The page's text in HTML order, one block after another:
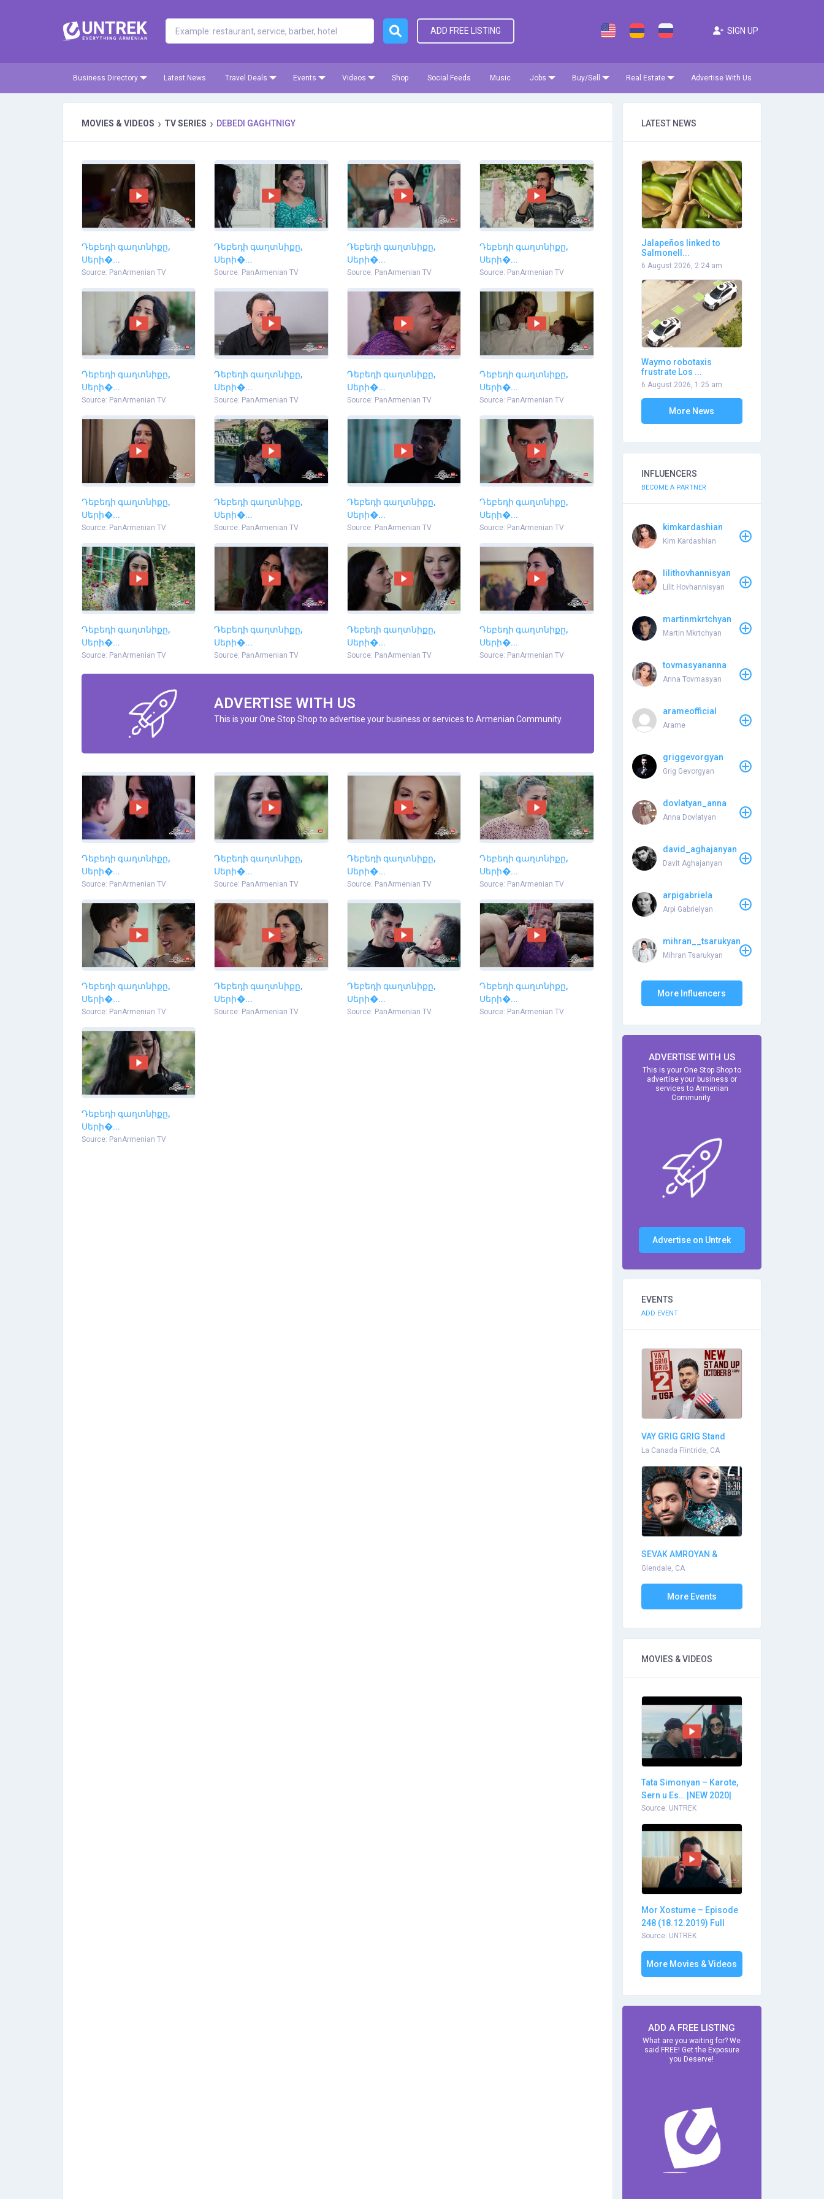
ADD FREE LISTING SIGN UP
Business Directory Latest News Travel Deals Events Videos Shop Social Feeds Music Jobs Buy/Sell Real Estate Advertise With Us
MOVIES & VIDEOS › TV SERIES › DEBEDI GAGHTNIGY
Դեբեդի գաղտնիքը,
Սերի�...
Source: PanArmenian TV
Դեբեդի գաղտնիքը,
Սերի�...
Source: PanArmenian TV
Դեբեդի գաղտնիքը,
Սերի�...
Source: PanArmenian TV
Դեբեդի գաղտնիքը,
Սերի�...
Source: PanArmenian TV
Դեբեդի գաղտնիքը,
Սերի�...
Source: PanArmenian TV
Դեբեդի գաղտնիքը,
Սերի�...
Source: PanArmenian TV
Դեբեդի գաղտնիքը,
Սերի�...
Source: PanArmenian TV
Դեբեդի գաղտնիքը,
Սերի�...
Source: PanArmenian TV
Դեբեդի գաղտնիքը,
Սերի�...
Source: PanArmenian TV
Դեբեդի գաղտնիքը,
Սերի�...
Source: PanArmenian TV
Դեբեդի գաղտնիքը,
Սերի�...
Source: PanArmenian TV
Դեբեդի գաղտնիքը,
Սերի�...
Source: PanArmenian TV
Դեբեդի գաղտնիքը,
Սերի�...
Source: PanArmenian TV
Դեբեդի գաղտնիքը,
Սերի�...
Source: PanArmenian TV
Դեբեդի գաղտնիքը,
Սերի�...
Source: PanArmenian TV
Դեբեդի գաղտնիքը,
Սերի�...
Source: PanArmenian TV
ADVERTISE WITH US
This is your One Stop Shop to advertise your business or services to Armenian Community.
Դեբեդի գաղտնիքը,
Սերի�...
Source: PanArmenian TV
Դեբեդի գաղտնիքը,
Սերի�...
Source: PanArmenian TV
Դեբեդի գաղտնիքը,
Սերի�...
Source: PanArmenian TV
Դեբեդի գաղտնիքը,
Սերի�...
Source: PanArmenian TV
Դեբեդի գաղտնիքը,
Սերի�...
Source: PanArmenian TV
Դեբեդի գաղտնիքը,
Սերի�...
Source: PanArmenian TV
Դեբեդի գաղտնիքը,
Սերի�...
Source: PanArmenian TV
Դեբեդի գաղտնիքը,
Սերի�...
Source: PanArmenian TV
Դեբեդի գաղտնիքը,
Սերի�...
Source: PanArmenian TV
LATEST NEWS
Jalapeños linked to
Salmonell...
6 August 2026, 2:24 am
Waymo robotaxis
frustrate Los ...
6 August 2026, 1:25 am
More News
INFLUENCERS
BECOME A PARTNER
kimkardashian
Kim Kardashian
lilithovhannisyan
Lilit Hovhannisyan
martinmkrtchyan
Martin Mkrtchyan
tovmasyananna
Anna Tovmasyan
arameofficial
Arame
griggevorgyan
Grig Gevorgyan
dovlatyan_anna
Anna Dovlatyan
david_aghajanyan
Davit Aghajanyan
arpigabriela
Arpi Gabrielyan
mihran__tsarukyan
Mihran Tsarukyan
More Influencers
ADVERTISE WITH US
This is your One Stop Shop to
advertise your business or
services to Armenian
Community.
Advertise on Untrek
EVENTS
ADD EVENT
VAY GRIG GRIG Stand
Up...
La Canada Flintride, CA
SEVAK AMROYAN &
ARPI...
Glendale, CA
More Events
MOVIES & VIDEOS
Tata Simonyan – Karote,
Sern u Es… |NEW 2020|
Source: UNTREK
Mor Xostume – Episode
248 (18.12.2019) Full
Source: UNTREK
More Movies & Videos
ADD A FREE LISTING
What are you waiting for? We
said FREE! Get the Exposure
you Deserve!